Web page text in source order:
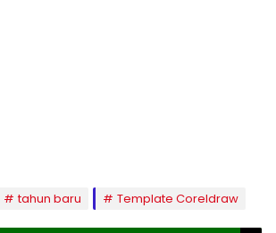
tahun baru Template Coreldraw